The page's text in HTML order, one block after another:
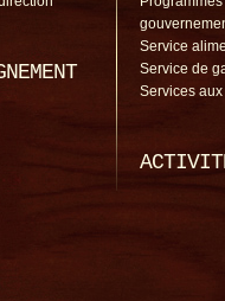
Service
Service de
Services